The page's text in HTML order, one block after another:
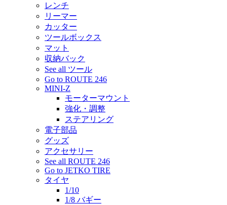
レンチ
リーマー
カッター
ツールボックス
マット
収納バック
See all ツール
Go to ROUTE 246
MINI-Z
モーターマウント
強化・調整
ステアリング
電子部品
グッズ
アクセサリー
See all ROUTE 246
Go to JETKO TIRE
タイヤ
1/10
1/8 バギー